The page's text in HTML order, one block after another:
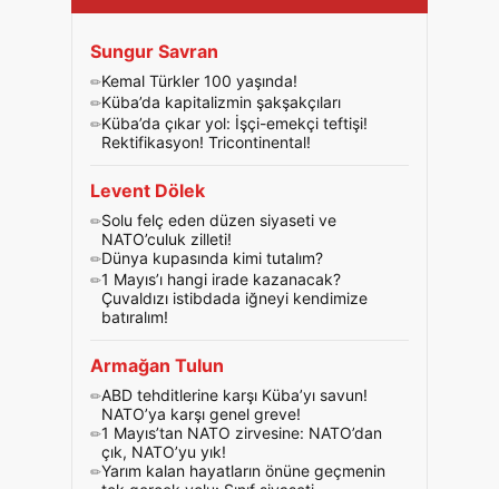
Sungur Savran
Kemal Türkler 100 yaşında!
Küba’da kapitalizmin şakşakçıları
Küba’da çıkar yol: İşçi-emekçi teftişi!
Rektifikasyon! Tricontinental!
Levent Dölek
Solu felç eden düzen siyaseti ve
NATO’culuk zilleti!
Dünya kupasında kimi tutalım?
1 Mayıs’ı hangi irade kazanacak?
Çuvaldızı istibdada iğneyi kendimize
batıralım!
Armağan Tulun
ABD tehditlerine karşı Küba’yı savun!
NATO’ya karşı genel greve!
1 Mayıs’tan NATO zirvesine: NATO’dan
çık, NATO’yu yık!
Yarım kalan hayatların önüne geçmenin